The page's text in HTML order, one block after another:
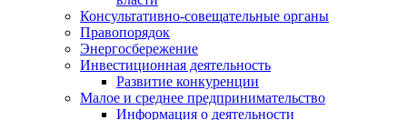
Консультативно-совещательные органы
Правопорядок
Энергосбережение
Инвестиционная деятельность
Развитие конкуренции
Малое и среднее предпринимательство
Информация о деятельности